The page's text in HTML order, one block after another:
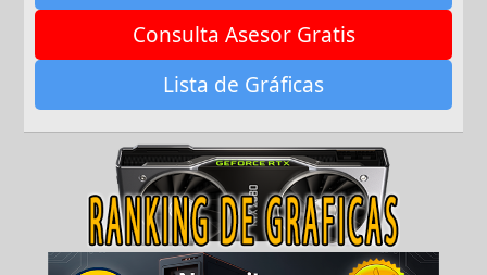
Consulta Asesor Gratis
Lista de Gráficas